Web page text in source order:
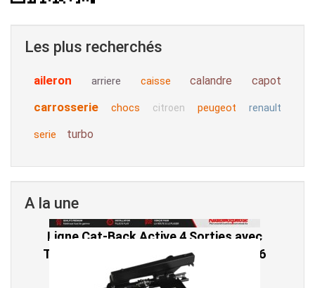
Les plus recherchés
aileron arriere caisse calandre capot
carrosserie chocs citroen peugeot renault
serie turbo
A la une